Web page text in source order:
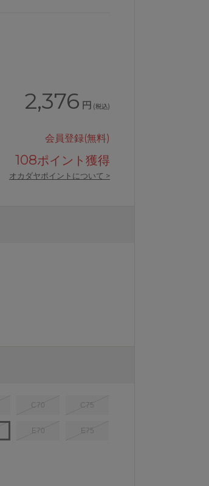
2,376 円 (税込)
会員登録(無料)
108ポイント獲得
オカダヤポイントについて >
C70 C75
E70 E75